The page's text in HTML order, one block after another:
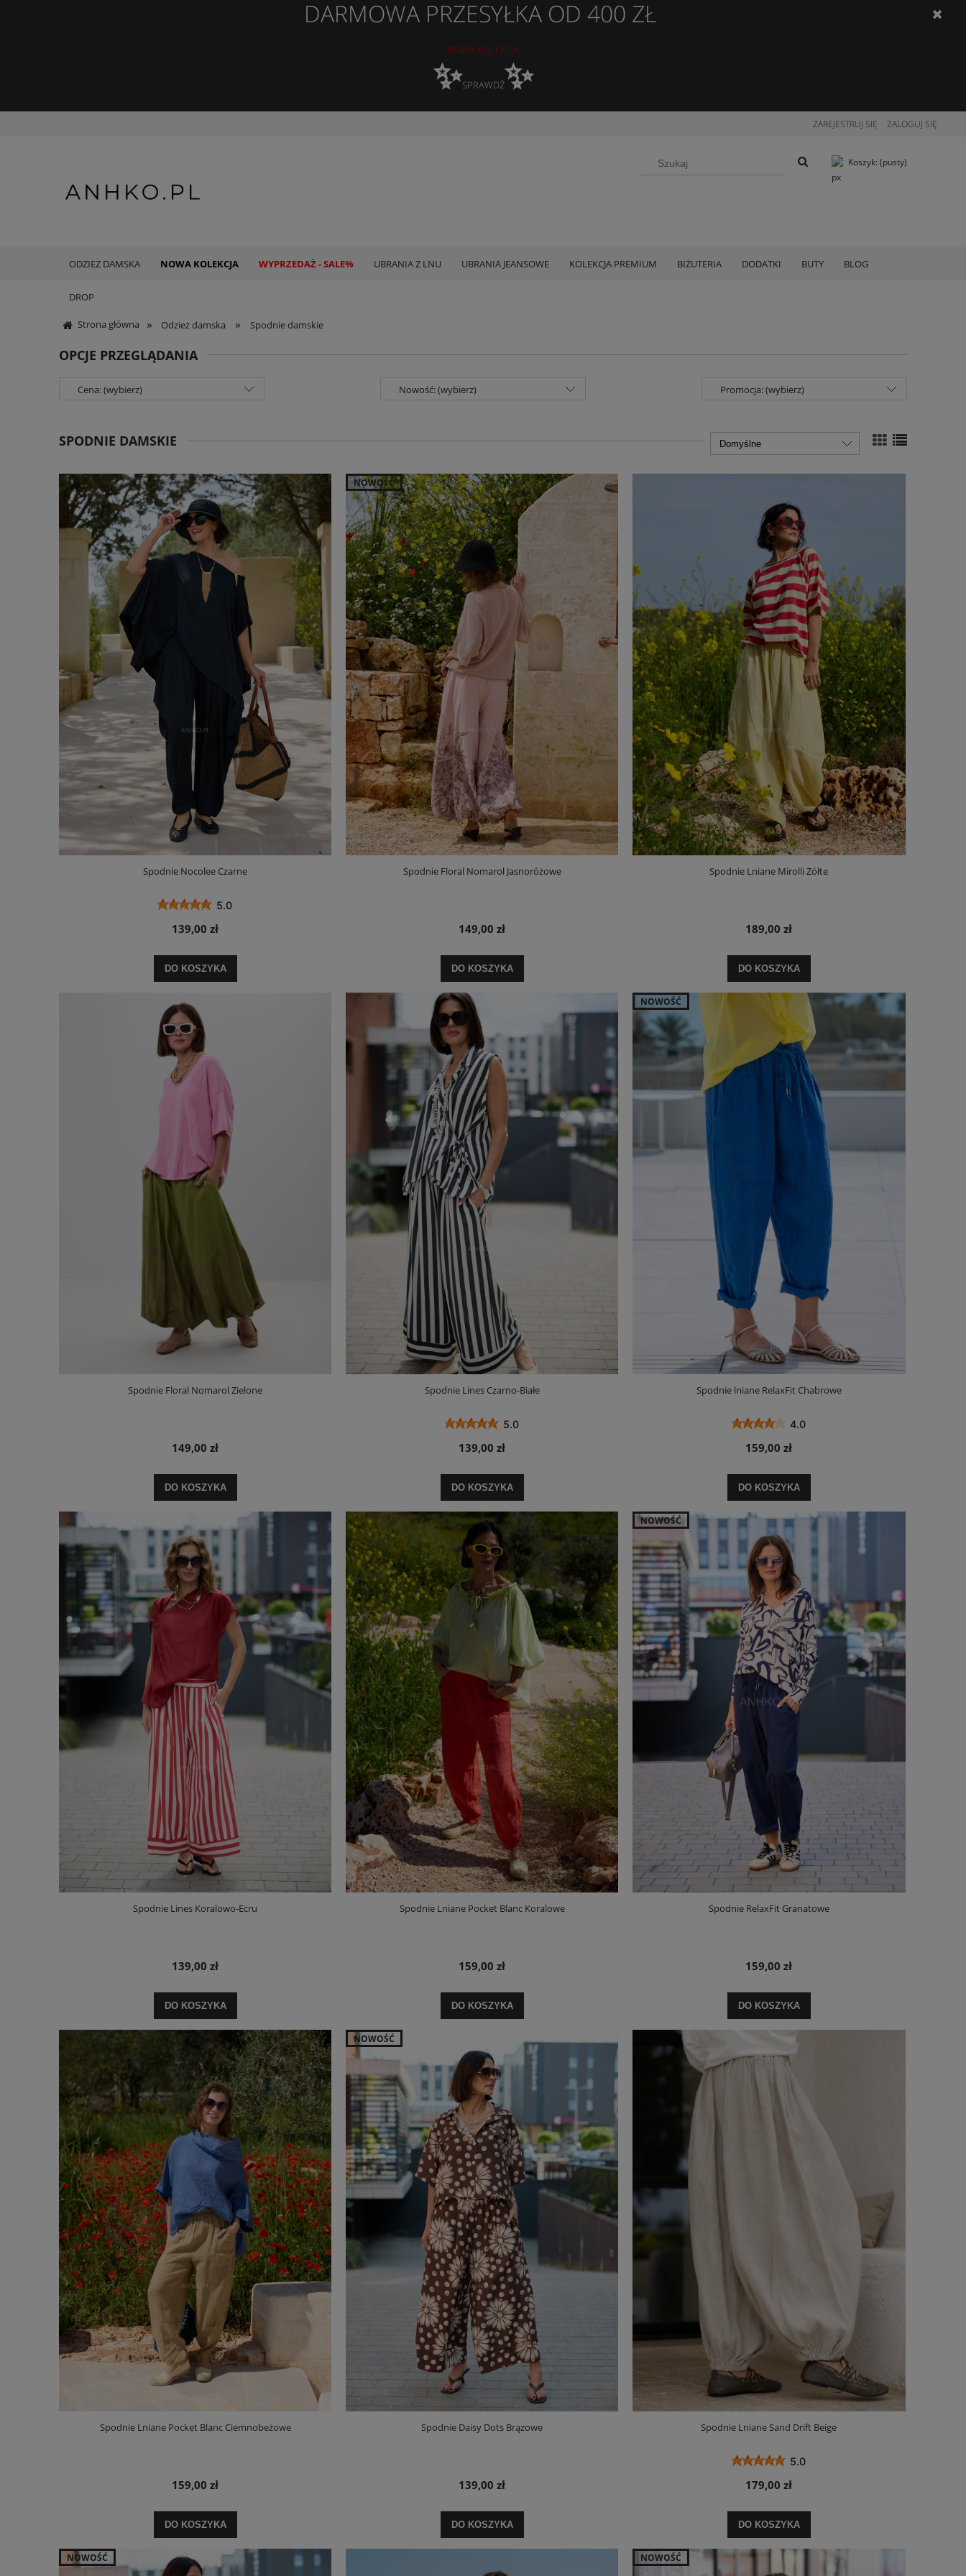
DARMOWA PRZESYŁKA OD 400 ZŁ
NOWA KOLEKCJA
✨SPRAWDŹ✨
ZAREJESTRUJ SIĘ ZALOGUJ SIĘ
Koszyk: (pusty)
ODZIEŻ DAMSKA NOWA KOLEKCJA WYPRZEDAŻ - SALE% UBRANIA Z LNU UBRANIA JEANSOWE KOLEKCJA PREMIUM BIŻUTERIA DODATKI BUTY BLOG
DROP
Strona główna » Odzież damska » Spodnie damskie
OPCJE PRZEGLĄDANIA
Cena: (wybierz) Nowość: (wybierz) Promocja: (wybierz)
SPODNIE DAMSKIE
Spodnie Nocolee Czarne
5.0
139,00 zł
DO KOSZYKA
Spodnie Floral Nomarol Jasnoróżowe
149,00 zł
DO KOSZYKA
NOWOŚĆ
Spodnie Lniane Mirolli Żółte
189,00 zł
DO KOSZYKA
Spodnie Floral Nomarol Zielone
149,00 zł
DO KOSZYKA
Spodnie Lines Czarno-Białe
5.0
139,00 zł
DO KOSZYKA
Spodnie lniane RelaxFit Chabrowe
4.0
159,00 zł
DO KOSZYKA
NOWOŚĆ
Spodnie Lines Koralowo-Ecru
139,00 zł
DO KOSZYKA
Spodnie Lniane Pocket Blanc Koralowe
159,00 zł
DO KOSZYKA
Spodnie RelaxFit Granatowe
159,00 zł
DO KOSZYKA
NOWOŚĆ
Spodnie Lniane Pocket Blanc Ciemnobeżowe
159,00 zł
DO KOSZYKA
Spodnie Daisy Dots Brązowe
139,00 zł
DO KOSZYKA
NOWOŚĆ
Spodnie Lniane Sand Drift Beige
5.0
179,00 zł
DO KOSZYKA
NOWOŚĆ NOWOŚĆ